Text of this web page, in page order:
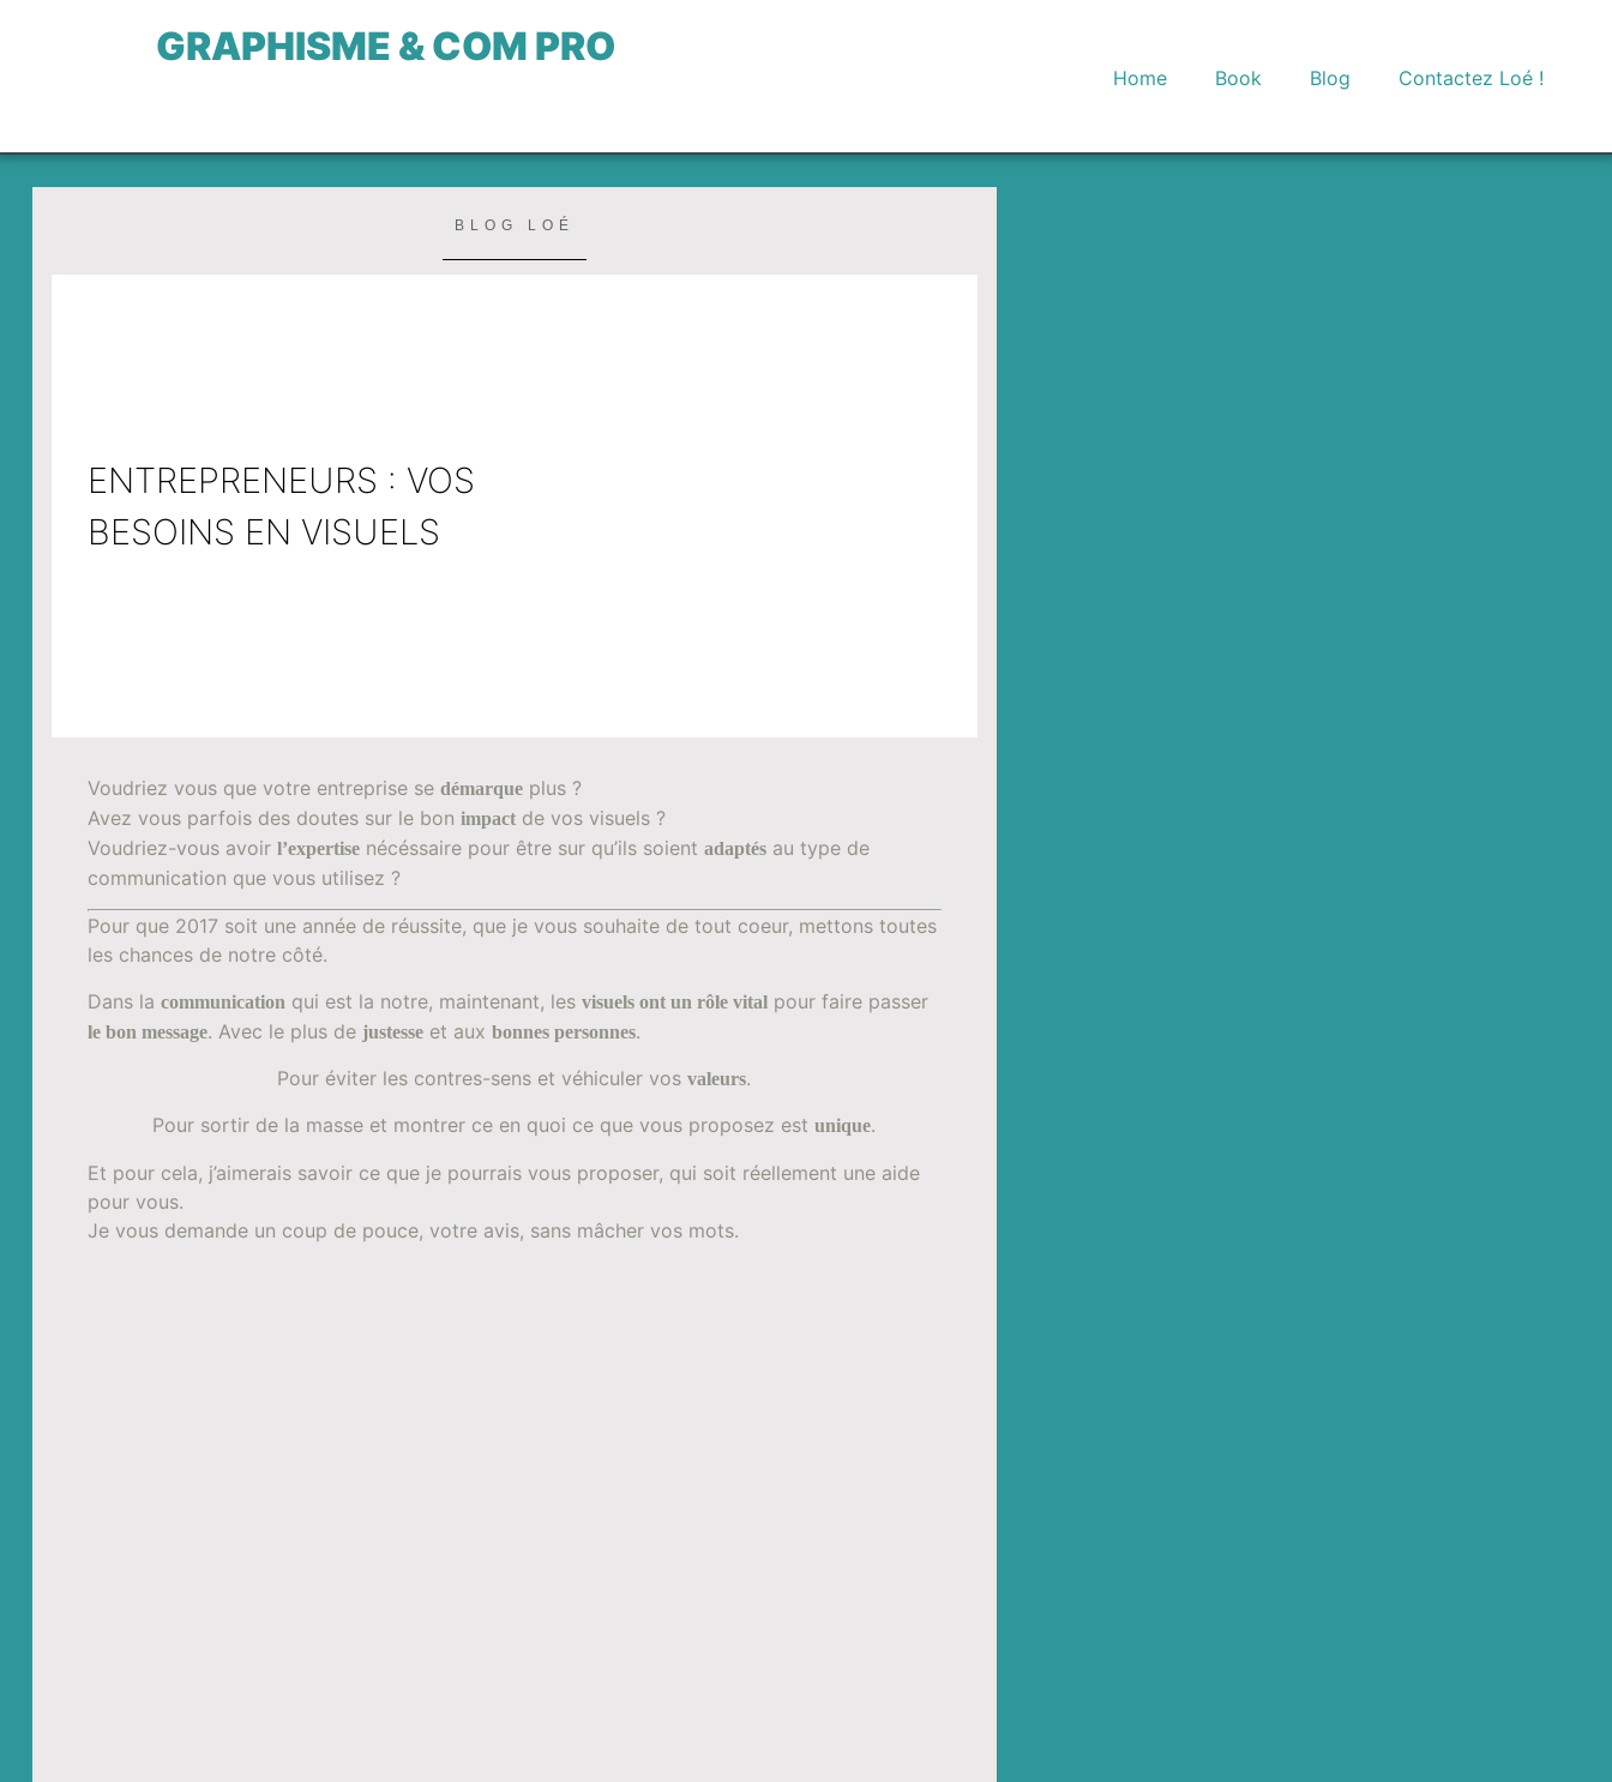
GRAPHISME & COM PRO
Home Book Blog Contactez Loé !
BLOG LOÉ
ENTREPRENEURS : VOS
BESOINS EN VISUELS
Voudriez vous que votre entreprise se démarqueplus ?
Avez vous parfois des doutes sur le bon impactde vos visuels ?
Voudriez-vous avoir l’expertisenécéssaire pour être sur qu’ils soient adaptésau type de
communication que vous utilisez ?
Pour que 2017 soit une année de réussite, que je vous souhaite de tout coeur, mettons toutes
les chances de notre côté.
Dans la communication qui est la notre, maintenant, les visuels ont un rôle vitalpour faire passer
le bon message. Avec le plus de justesseet aux bonnes personnes.
Pour éviter les contres-sens et véhiculer vosvaleurs.
Pour sortir de la masse et montrer ce en quoi ce que vous proposez estunique.
Et pour cela, j’aimerais savoir ce que je pourrais vous proposer, qui soit réellement une aide
pour vous.
Je vous demande un coup de pouce, votre avis, sans mâcher vos mots.